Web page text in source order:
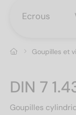
Ecrous
Goupilles et
DIN 7
Goupilles